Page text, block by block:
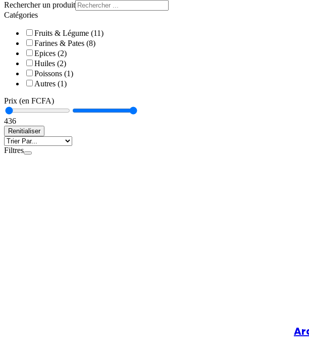
Rechercher un produit
Catégories
Fruits & Légume (11)
Farines & Pates (8)
Epices (2)
Huiles (2)
Poissons (1)
Autres (1)
Prix (en FCFA)
436
Renitialiser
Filtres